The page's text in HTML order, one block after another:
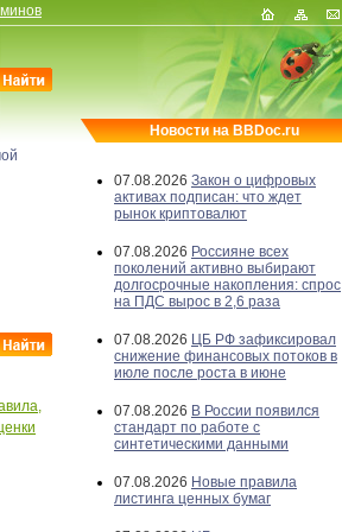
Новости на BBDoc.ru
07.08.2026 Закон о цифровых
активах подписан: что ждет
рынок криптовалют
07.08.2026 Россияне всех
поколений активно выбирают
долгосрочные накопления: спрос
на ПДС вырос в 2,6 раза
07.08.2026 ЦБ РФ зафиксировал
снижение финансовых потоков в
июле после роста в июне
07.08.2026 В России появился
стандарт по работе с
синтетическими данными
07.08.2026 Новые правила
листинга ценных бумаг